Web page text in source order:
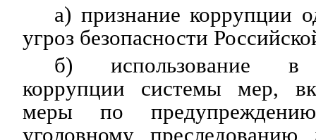
а) признание коррупции
угроз безопасности
б) использование в
коррупции системы мер,
меры по
уголовному